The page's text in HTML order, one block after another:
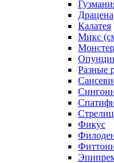
Драцена
Калатея
Микс
Разные
Фикус